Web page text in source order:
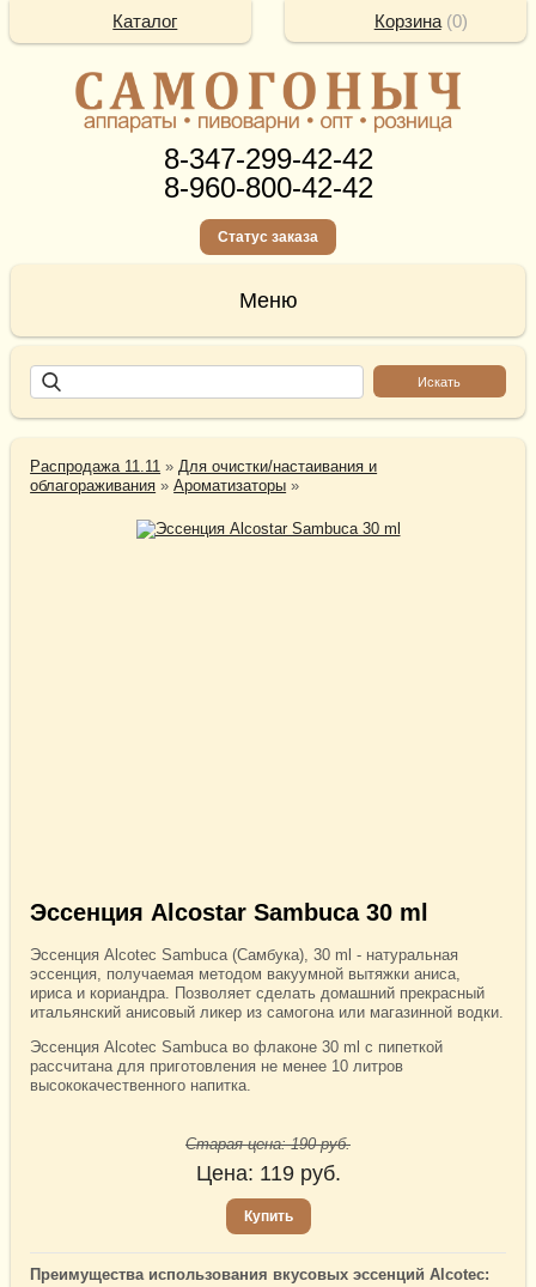
8-347-299-42-42
8-960-800-42-42
Статус заказа
Распродажа 11.11 »Для очистки/настаивания и
облагораживания »Ароматизаторы »
Эссенция Alcostar Sambuca 30 ml
Эссенция Alcotec Sambuca (Самбука), 30 ml - натуральная
эссенция, получаемая методом вакуумной вытяжки аниса,
ириса и кориандра. Позволяет сделать домашний прекрасный
итальянский анисовый ликер из самогона или магазинной водки.
Эссенция Alcotec Sambuca во флаконе 30 ml с пипеткой
рассчитана для приготовления не менее 10 литров
высококачественного напитка.
Старая цена:190руб.
Цена: 119руб.
Купить
Преимущества использования вкусовых эссенций Alcotec:
Корзина(0)
Каталог